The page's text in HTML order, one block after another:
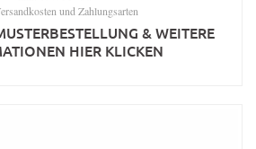
und Zahlungsarten
& WEITERE
HIER KLICKEN